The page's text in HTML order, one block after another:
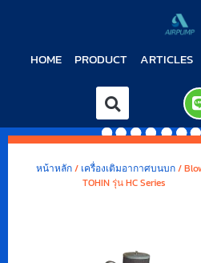
HOME PRODUCT ARTICLES
หน้าหลัก/ เครื่องเติมอากาศบนบก/
TOHIN รุ่น HC Series